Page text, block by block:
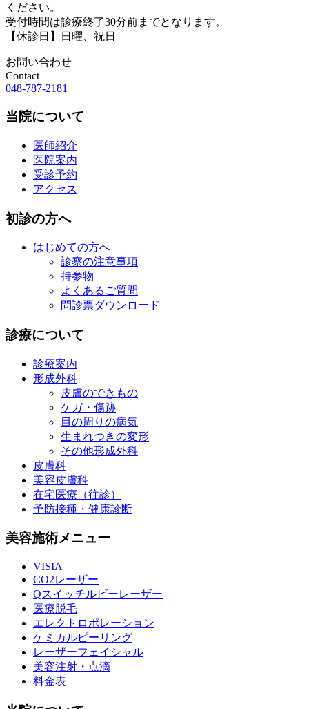
ください。
受付時間は診療終了30分前までとなります。
【休診日】日曜、祝日
お問い合わせ
Contact
048-787-2181
当院について
医師紹介
医院案内
受診予約
アクセス
初診の方へ
はじめての方へ
診察の注意事項
持参物
よくあるご質問
問診票ダウンロード
診療について
診療案内
形成外科
皮膚のできもの
ケガ・傷跡
目の周りの病気
生まれつきの変形
その他形成外科
皮膚科
美容皮膚科
在宅医療（往診）
予防接種・健康診断
美容施術メニュー
VISIA
CO2レーザー
Qスイッチルビーレーザー
医療脱毛
エレクトロポレーション
ケミカルピーリング
レーザーフェイシャル
美容注射・点滴
料金表